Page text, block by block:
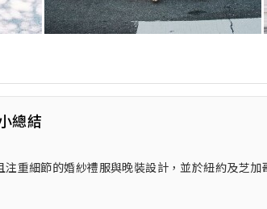
總結
重細節的婚紗禮服與晚裝設計，並於紐約及芝加